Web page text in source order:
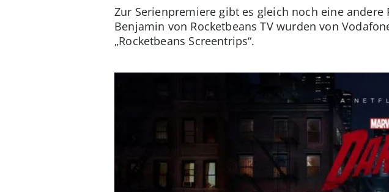
Zur Serienpremiere gibt es gleich noch eine
Benjamin von Rocketbeans TV wurden von
„Rocketbeans Screentrips“.